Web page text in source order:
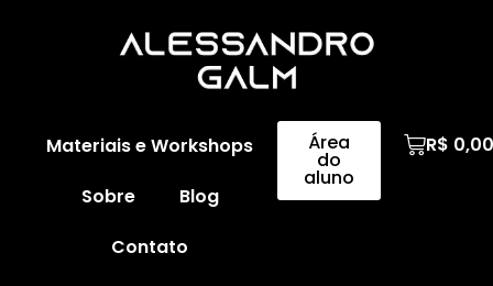
Materiais e Workshops
Sobre
Blog
Contato
Área
do
aluno
R$ 0,00